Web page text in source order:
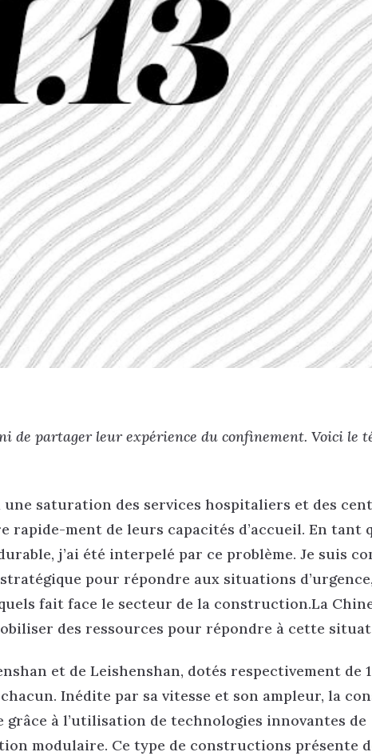
de partager leur expérience du confinement. Voici le
saturation des services hospitaliers et des
rapide-ment de leurs capacités d’accueil. En tant
j’ai été interpelé par ce problème. Je suis
pour répondre aux situations
fait face le secteur de la construction.La
des ressources pour répondre à cette
et de Leishenshan, dotés respectivement de
Inédite par sa vitesse et son ampleur, la
grâce à l’utilisation de technologies innovantes de
modulaire. Ce type de constructions présente